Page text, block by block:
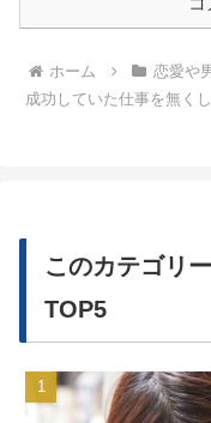
ホーム 恋愛や
成功していた仕事を無く
このカテゴリ
TOP5